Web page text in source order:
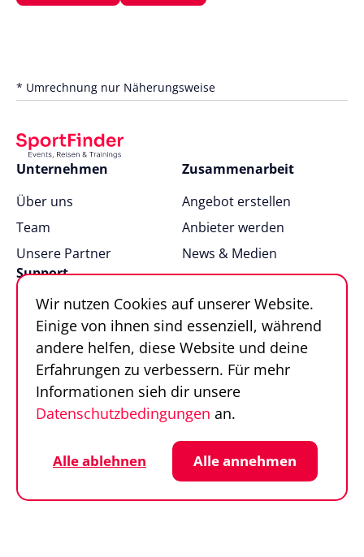
* Umrechnung nur Näherungsweise
Unternehmen
Über uns
Team
Unsere Partner
Zusammenarbeit
Angebot erstellen
Anbieter werden
News & Medien
Support
FAQ
Kontakt
Sportfinder in 100
Sekunden
© SportFinder 2026
Datenschutz
Cookie-Einstellungen
Impressum
AGB
Wir nutzen Cookies auf unserer Website.
Einige von ihnen sind essenziell, während
andere helfen, diese Website und deine
Erfahrungen zu verbessern. Für mehr
Informationen sieh dir unsere
Datenschutzbedingungen an.
Alle ablehnen Alle annehmen